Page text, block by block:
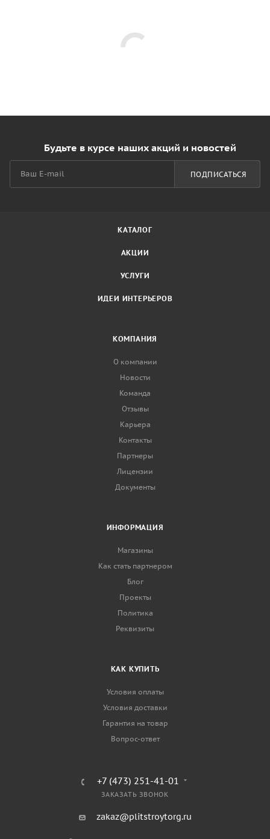
Будьте в курсе наших акций и новостей
ПОДПИСАТЬСЯ
КАТАЛОГ
АКЦИИ
УСЛУГИ
ИДЕИ ИНТЕРЬЕРОВ
КОМПАНИЯ
О компании
Новости
Команда
Отзывы
Карьера
Контакты
Партнеры
Лицензии
Документы
ИНФОРМАЦИЯ
Магазины
Как стать партнером
Блог
Проекты
Политика
Реквизиты
КАК КУПИТЬ
Условия оплаты
Условия доставки
Гарантия на товар
Вопрос-ответ
+7 (473) 251-41-01
ЗАКАЗАТЬ ЗВОНОК
zakaz@plitstroytorg.ru